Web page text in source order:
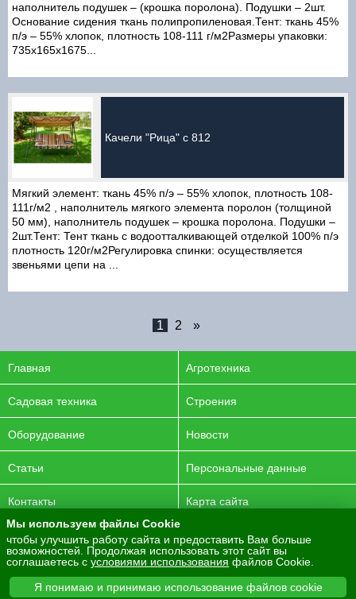
наполнитель подушек – (крошка поролона). Подушки – 2шт.
Основание сидения ткань полипропиленовая.Тент: ткань 45%
п/э – 55% хлопок, плотность 108-111 г/м2Размеры упаковки:
735х165х1675...
Качели "Рица" с 812
Мягкий элемент: ткань 45% п/э – 55% хлопок, плотность 108-
111г/м2 , наполнитель мягкого элемента поролон (толщиной
50 мм), наполнитель подушек – крошка поролона. Подушки –
2шт.Тент: Тент ткань с водоотталкивающей отделкой 100% п/э
плотность 120г/м2Регулировка спинки: осуществляется
звеньями цепи на ...
1 2 »
Главная Агротехника
Садовая техника Строения
Оборудование Новости
Статьи Персональные данные
Контакты Карта сайта
© 2016-2026 ENERGYAGRO Все права защищены.
Разработка сайта - PurpleLabs
Вся представленная на сайте информация носит
информационный характер и не является публичной офертой.
Мы используем файлы Cookie
чтобы улучшить работу сайта и предоставить Вам больше
возможностей. Продолжая использовать этот сайт вы
соглашаетесь с условиями использования файлов Cookie.
Я понимаю и принимаю использование файлов cookie